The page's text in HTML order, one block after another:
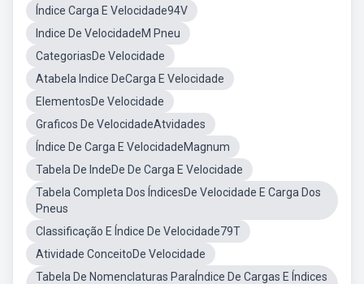
Índice Carga E Velocidade94V
Indice De VelocidadeM Pneu
CategoriasDe Velocidade
Atabela Indice DeCarga E Velocidade
ElementosDe Velocidade
Graficos De VelocidadeAtvidades
Índice De Carga E VelocidadeMagnum
Tabela De IndeDe De Carga E Velocidade
Tabela Completa Dos ÍndicesDe Velocidade E Carga Dos
Pneus
Classificação E Índice De Velocidade79T
Atividade ConceitoDe Velocidade
Tabela De Nomenclaturas ParaÍndice De Cargas E Índices